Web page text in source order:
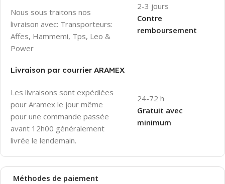
Nous sous traitons nos
livraison avec: Transporteurs:
Affes, Hammemi, Tps, Leo &
Power
2-3 jours
Contre
remboursement
Livraison par courrier ARAMEX
Les livraisons sont expédiées
pour Aramex le jour même
pour une commande passée
avant 12h00 généralement
livrée le lendemain.
24-72 h
Gratuit avec
minimum
Méthodes de paiement